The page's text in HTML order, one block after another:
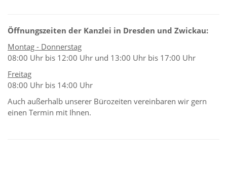
Öffnungszeiten der Kanzlei in Dresden und Zwickau:
Montag - Donnerstag
08:00 Uhr bis 12:00 Uhr und 13:00 Uhr bis 17:00 Uhr
Freitag
08:00 Uhr bis 14:00 Uhr
Auch außerhalb unserer Bürozeiten vereinbaren wir gern
einen Termin mit Ihnen.